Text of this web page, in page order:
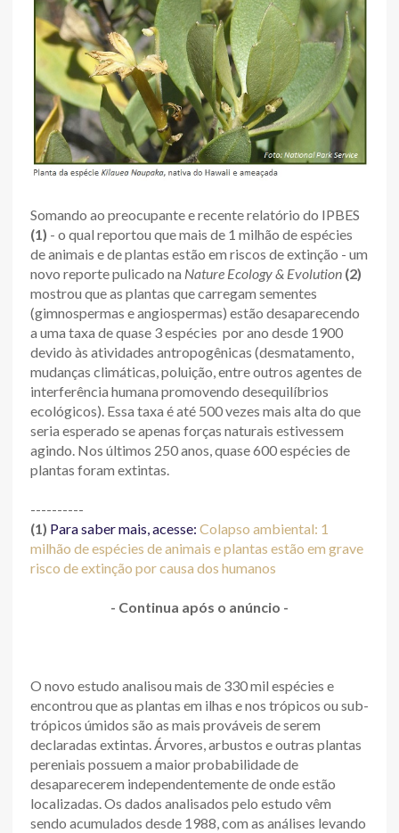
Somando ao preocupante e recente relatório do IPBES
(1) - o qual reportou que mais de 1 milhão de espécies
de animais e de plantas estão em riscos de extinção - um
novo reporte pulicado na Nature Ecology & Evolution (2)
mostrou que as plantas que carregam sementes
(gimnospermas e angiospermas) estão desaparecendo
a uma taxa de quase 3 espécies por ano desde 1900
devido às atividades antropogênicas (desmatamento,
mudanças climáticas, poluição, entre outros agentes de
interferência humana promovendo desequilíbrios
ecológicos). Essa taxa é até 500 vezes mais alta do que
seria esperado se apenas forças naturais estivessem
agindo. Nos últimos 250 anos, quase 600 espécies de
plantas foram extintas.
----------
(1) Para saber mais, acesse: Colapso ambiental: 1
milhão de espécies de animais e plantas estão em grave
risco de extinção por causa dos humanos
- Continua após o anúncio -
O novo estudo analisou mais de 330 mil espécies e
encontrou que as plantas em ilhas e nos trópicos ou sub-
trópicos úmidos são as mais prováveis de serem
declaradas extintas. Árvores, arbustos e outras plantas
pereniais possuem a maior probabilidade de
desaparecerem independentemente de onde estão
localizadas. Os dados analisados pelo estudo vêm
sendo acumulados desde 1988, com as análises levando